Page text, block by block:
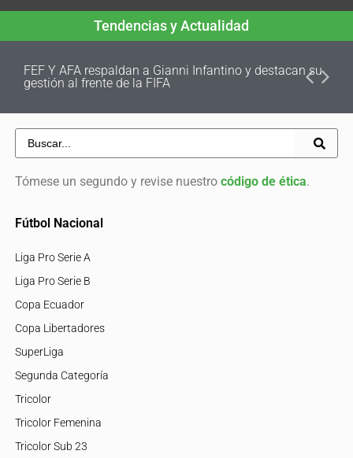
Tendencias y Actualidad
FEF Y AFA respaldan a Gianni Infantino y destacan su
gestión al frente de la FIFA
Tómese un segundo y revise nuestro código de ética.
Fútbol Nacional
Liga Pro Serie A
Liga Pro Serie B
Copa Ecuador
Copa Libertadores
SuperLiga
Segunda Categoría
Tricolor
Tricolor Femenina
Tricolor Sub 23